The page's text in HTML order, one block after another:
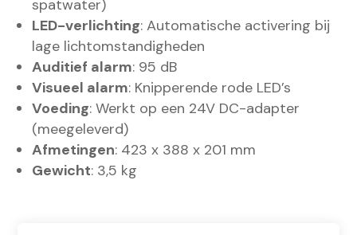
spatwater)
LED-verlichting: Automatische activering bij
lage lichtomstandigheden
Auditief alarm: 95 dB
Visueel alarm: Knipperende rode LED’s
Voeding: Werkt op een 24V DC-adapter
(meegeleverd)
Afmetingen: 423 x 388 x 201 mm
Gewicht: 3,5 kg